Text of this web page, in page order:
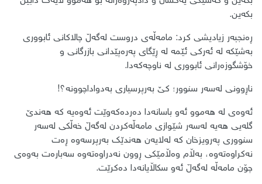
بکەین.
ڕەنجبەر زیادیشی کرد: مامەڵەی دروست لەگەڵ چالاکانی ئابووری
بەشێکە لە ئەرکی ئێمە لە ڕێگای پەرەپێدانی بازرگانی و
خۆشگوزەرانی ئابووری لە ناوچەکەدا.
ناڕوونی لەسەر سنوور؛ کێ بەرپرسیاری بەدواداچوونە؟!
ئەوەی لە هەموو ئەو باسانەدا دەردەکەوێت ئەوەیە کە هەندێ
گلەیی هەیە لەسەر شێوازی مامەڵەکردن لەگەڵ خەڵکی لەسەر
سنووری پەرویزخان کە لەلایەن هەندێک بەرپرسەوە ڕەت
نەکراوەتەوە، بەڵام وەڵامێکی ڕوون نەدراوەتەوە سەبارەت بەوەی
چۆن مامەڵە لەگەڵ ئەو سکاڵایانەدا دەکرێت.